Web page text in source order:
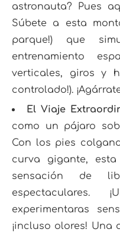
astronauta? Pues
Súbete a esta
parque!) que
entrenamiento
verticales, giros y
controlado!).
El Viaje
como un pájaro
Con los pies
curva gigante,
sensación de
espectaculares.
experimentaras
¡incluso olores! Una